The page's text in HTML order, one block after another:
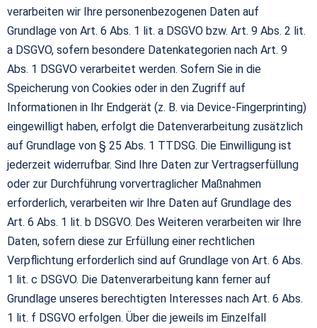
verarbeiten wir Ihre personenbezogenen Daten auf
Grundlage von Art. 6 Abs. 1 lit. a DSGVO bzw. Art. 9 Abs. 2 lit.
a DSGVO, sofern besondere Datenkategorien nach Art. 9
Abs. 1 DSGVO verarbeitet werden. Sofern Sie in die
Speicherung von Cookies oder in den Zugriff auf
Informationen in Ihr Endgerät (z. B. via Device-Fingerprinting)
eingewilligt haben, erfolgt die Datenverarbeitung zusätzlich
auf Grundlage von § 25 Abs. 1 TTDSG. Die Einwilligung ist
jederzeit widerrufbar. Sind Ihre Daten zur Vertragserfüllung
oder zur Durchführung vorvertraglicher Maßnahmen
erforderlich, verarbeiten wir Ihre Daten auf Grundlage des
Art. 6 Abs. 1 lit. b DSGVO. Des Weiteren verarbeiten wir Ihre
Daten, sofern diese zur Erfüllung einer rechtlichen
Verpflichtung erforderlich sind auf Grundlage von Art. 6 Abs.
1 lit. c DSGVO. Die Datenverarbeitung kann ferner auf
Grundlage unseres berechtigten Interesses nach Art. 6 Abs.
1 lit. f DSGVO erfolgen. Über die jeweils im Einzelfall